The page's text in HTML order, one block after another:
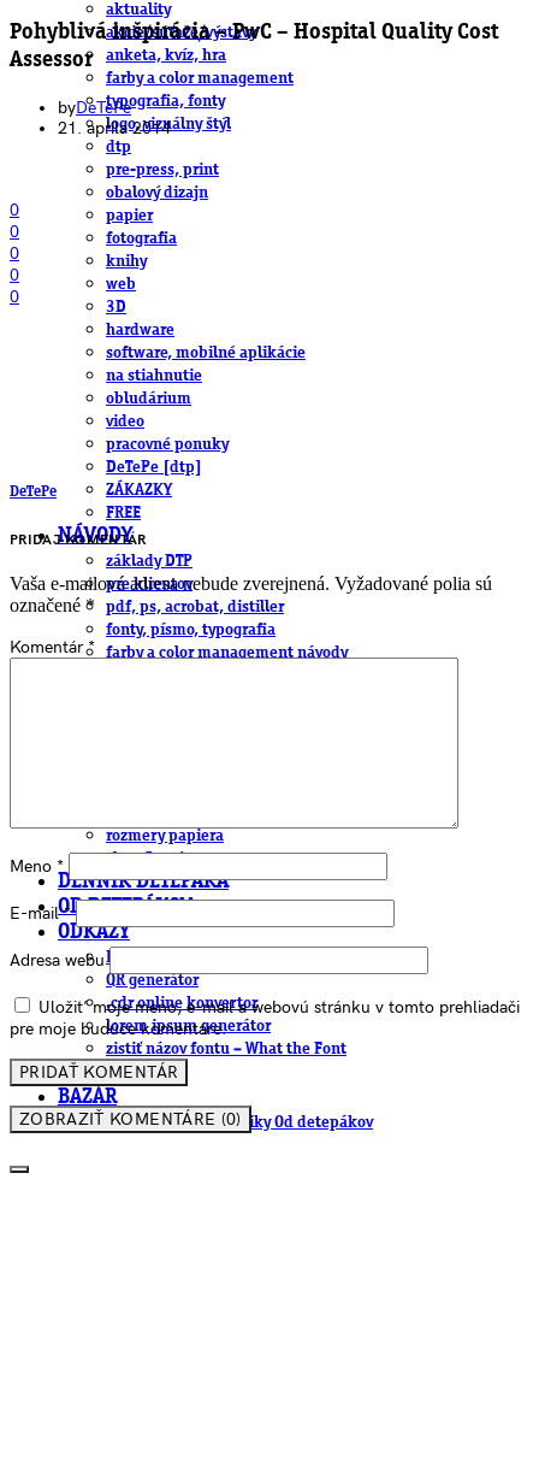
aktuality
akcie/súťaže/výstavy
anketa, kvíz, hra
farby a color management
typografia, fonty
logo, vizuálny štýl
dtp
pre-press, print
obalový dizajn
papier
fotografia
knihy
web
3D
hardware
software, mobilné aplikácie
na stiahnutie
obludárium
video
pracovné ponuky
DeTePe [dtp]
ZÁKAZKY
FREE
NÁVODY
základy DTP
pre klientov
pdf, ps, acrobat, distiller
fonty, písmo, typografia
farby a color management návody
rozmery papiera
slovník pojmov
DENNÍK DETEPÁKA
OD DETEPÁKOV
ODKAZY
EAN generátor
QR generátor
.cdr online konvertor
lorem ipsum generátor
zistiť názov fontu – What the Font
WORKSHOPY
BAZÁR
zaslať súbor do rubriky Od detepákov
Pohyblivá inšpirácia – PwC – Hospital Quality Cost
Assessor
byDeTePe
21. apríla 2014
0
0
0
0
0
DeTePe
PRIDAJ KOMENTÁR
Vaša e-mailová adresa nebude zverejnená. Vyžadované polia sú
označené *
Komentár*
Meno *
E-mail*
Adresa webu
Uložiť moje meno, e-mail a webovú stránku v tomto prehliadači
pre moje budúce komentáre.
ZOBRAZIŤ KOMENTÁRE (0)